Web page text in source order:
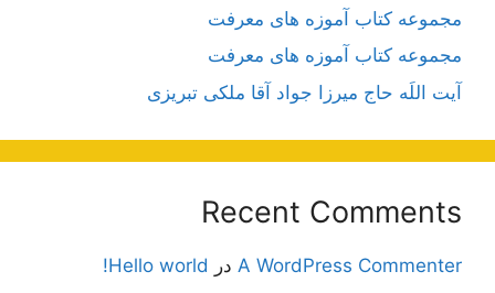
مجموعه کتاب آموزه های معرفت
مجموعه کتاب آموزه های معرفت
آیت اللَه حاج میرزا جواد آقا ملکی تبریزی
Recent Comments
A WordPress Commenter در Hello world!